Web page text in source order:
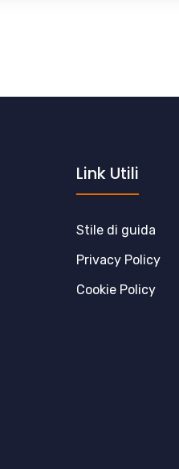
Link Utili
Stile di guida
Privacy Policy
Cookie Policy